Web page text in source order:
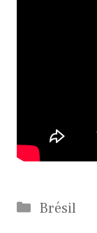
Catégories
Brésil